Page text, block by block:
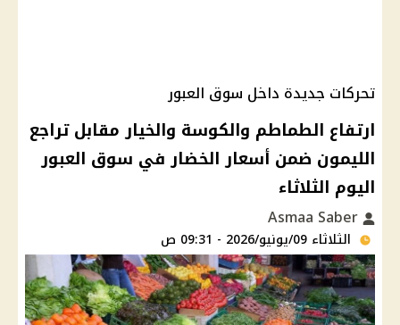
تحركات جديدة داخل سوق العبور
ارتفاع الطماطم والكوسة والخيار مقابل تراجع
الليمون ضمن أسعار الخضار في سوق العبور
اليوم الثلاثاء
الثلاثاء 09/يونيو/2026 - 09:31 ص